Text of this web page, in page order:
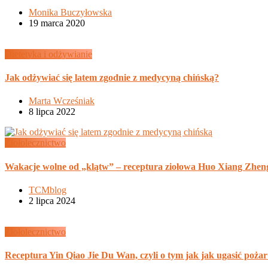
Monika Buczyłowska
19 marca 2020
Dietetyka i odżywianie
Jak odżywiać się latem zgodnie z medycyną chińską?
Marta Wcześniak
8 lipca 2022
Ziołolecznictwo
Wakacje wolne od „klątw” – receptura ziołowa Huo Xiang
TCMblog
2 lipca 2024
Ziołolecznictwo
Receptura Yin Qiao Jie Du Wan, czyli o tym jak jak ugasić